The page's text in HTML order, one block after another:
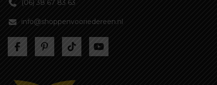
(06) 38 67 83 63
info@shoppenvooriedereen.nl